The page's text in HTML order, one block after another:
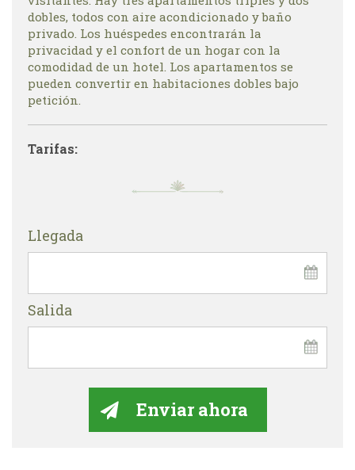
dobles, todos con aire acondicionado y baño
privado. Los huéspedes encontrarán la
privacidad y el confort de un hogar con la
comodidad de un hotel. Los apartamentos se
pueden convertir en habitaciones dobles bajo
petición.
Tarifas:
Llegada
Salida